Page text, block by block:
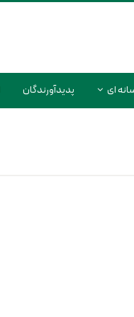
ای پدیدآورندگان